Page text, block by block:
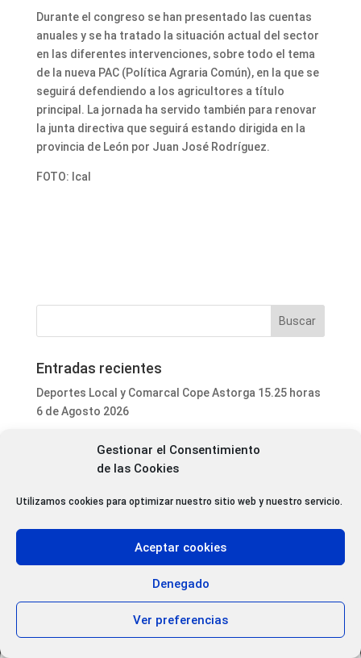
Gestionar el Consentimiento
de las Cookies
Utilizamos cookies para optimizar nuestro sitio web y nuestro servicio.
Aceptar cookies
Denegado
Ver preferencias
Durante el congreso se han presentado las cuentas
anuales y se ha tratado la situación actual del sector
en las diferentes intervenciones, sobre todo el tema
de la nueva PAC (Política Agraria Común), en la que se
seguirá defendiendo a los agricultores a título
principal. La jornada ha servido también para renovar
la junta directiva que seguirá estando dirigida en la
provincia de León por Juan José Rodríguez.
FOTO: Ical
Entradas recientes
Deportes Local y Comarcal Cope Astorga 15.25 horas
6 de Agosto 2026
Luis Fernández Terrón dona 1.020 euros a la
Patrimonio da luz verde a la rehabilitación de varias
cubiertas del Convento Premonstratense de Villoria
de Órbigo